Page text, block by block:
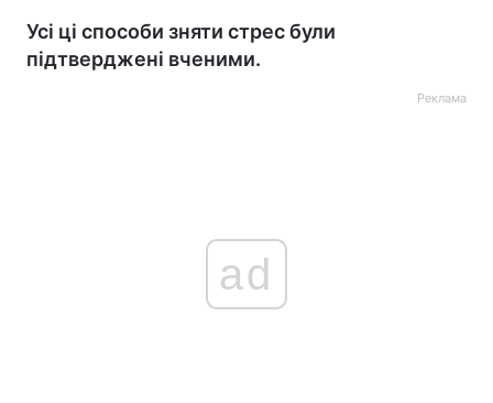
Усі ці способи зняти стрес були
підтверджені вченими.
Реклама
ad